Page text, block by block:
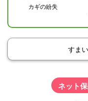
カギの紛失
すま
ネット